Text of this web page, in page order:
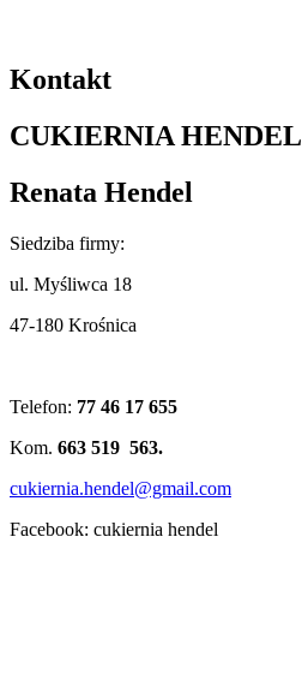
Kontakt
CUKIERNIA HENDEL
Renata Hendel
Siedziba firmy:
ul. Myśliwca 18
47-180 Krośnica
Telefon: 77 46 17 655
Kom. 663 519 563.
cukiernia.hendel@gmail.com
Facebook: cukiernia hendel